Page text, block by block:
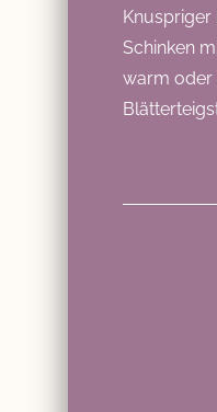
Knuspriger
Schinken
warm oder